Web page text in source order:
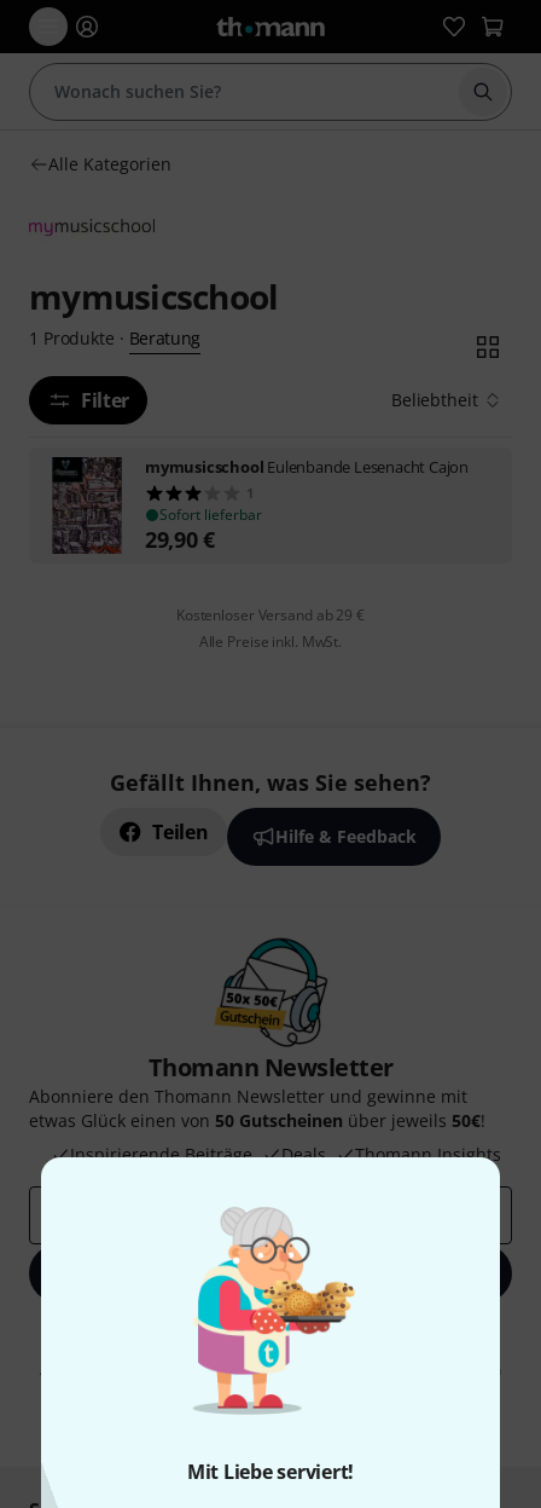
Mit Liebe serviert!
Suche
Alle Kategorien
mymusicschool
1 Produkte · Beratung
Filter Beliebtheit
mymusicschool Eulenbande Lesenacht Cajon
1
Sofort lieferbar
29,90€
Kostenloser Versand ab 29 €
Alle Preise inkl. MwSt.
Gefällt Ihnen, was Sie sehen?
Teilen Hilfe & Feedback
Thomann Newsletter
Abonniere den Thomann Newsletter und gewinne mit
etwas Glück einen von 50 Gutscheinen über jeweils 50€!
Inspirierende Beiträge
Deals Thomann Insights
Jetzt anmelden
Mit Klick auf „Jetzt anmelden“ stimmen Sie dem Erhalt von E-Mail-
Werbung und einer Messung des E-Mail-Nutzungsverhaltens zu. Die
Abmeldung ist jederzeit möglich. Weitere Informationen finden Sie in
unserenDatenschutzhinweisen